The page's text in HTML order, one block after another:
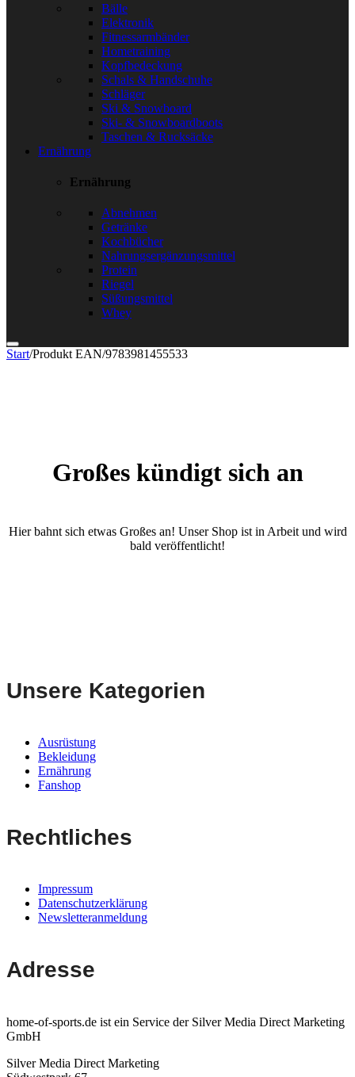
Bälle
Elektronik
Fitnessarmbänder
Hometraining
Kopfbedeckung
Schals & Handschuhe
Schläger
Ski & Snowboard
Ski- & Snowboardboots
Taschen & Rucksäcke
Ernährung
Ernährung
Abnehmen
Getränke
Kochbücher
Nahrungsergänzungsmittel
Protein
Riegel
Süßungsmittel
Whey
Start/Produkt EAN/9783981455533
Großes kündigt sich an
Hier bahnt sich etwas Großes an! Unser Shop ist in Arbeit und wird
bald veröffentlicht!
Unsere Kategorien
Ausrüstung
Bekleidung
Ernährung
Fanshop
Rechtliches
Impressum
Datenschutzerklärung
Newsletteranmeldung
Adresse
home-of-sports.de ist ein Service der Silver Media Direct Marketing
GmbH
Silver Media Direct Marketing